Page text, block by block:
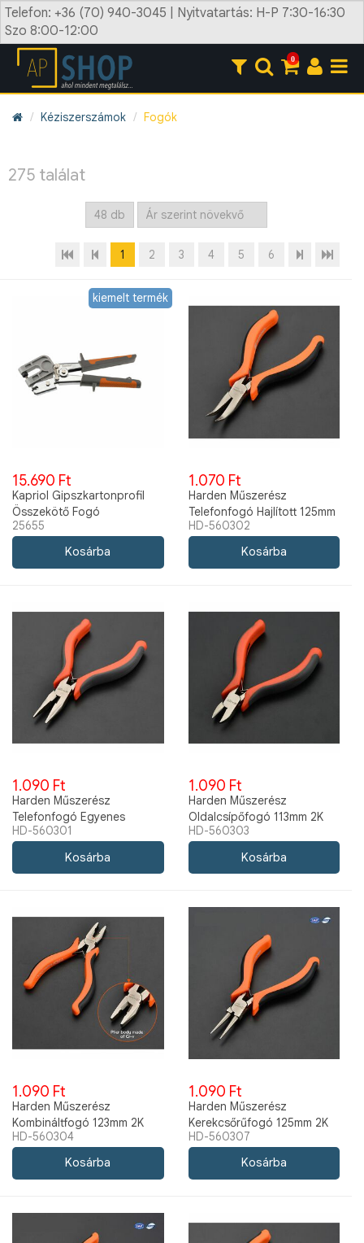
Telefon: +36 (70) 940-3045 | Nyitvatartás: H-P 7:30-16:30
Szo 8:00-12:00
0
Kéziszerszámok Fogók
275 találat
1 2 3 4 5 6
kiemelt termék
15.690 Ft
Kapriol Gipszkartonprofil
Összekötő Fogó
25655
1.070 Ft
Harden Műszerész
Telefonfogó Hajlított 125mm
2K 560302
HD-560302
1.090 Ft
Harden Műszerész
Telefonfogó Egyenes
125mm 2K 560301
HD-560301
1.090 Ft
Harden Műszerész
Oldalcsípőfogó 113mm 2K
560303
HD-560303
1.090 Ft
Harden Műszerész
Kombináltfogó 123mm 2K
560304
HD-560304
1.090 Ft
Harden Műszerész
Kerekcsőrűfogó 125mm 2K
560307
HD-560307